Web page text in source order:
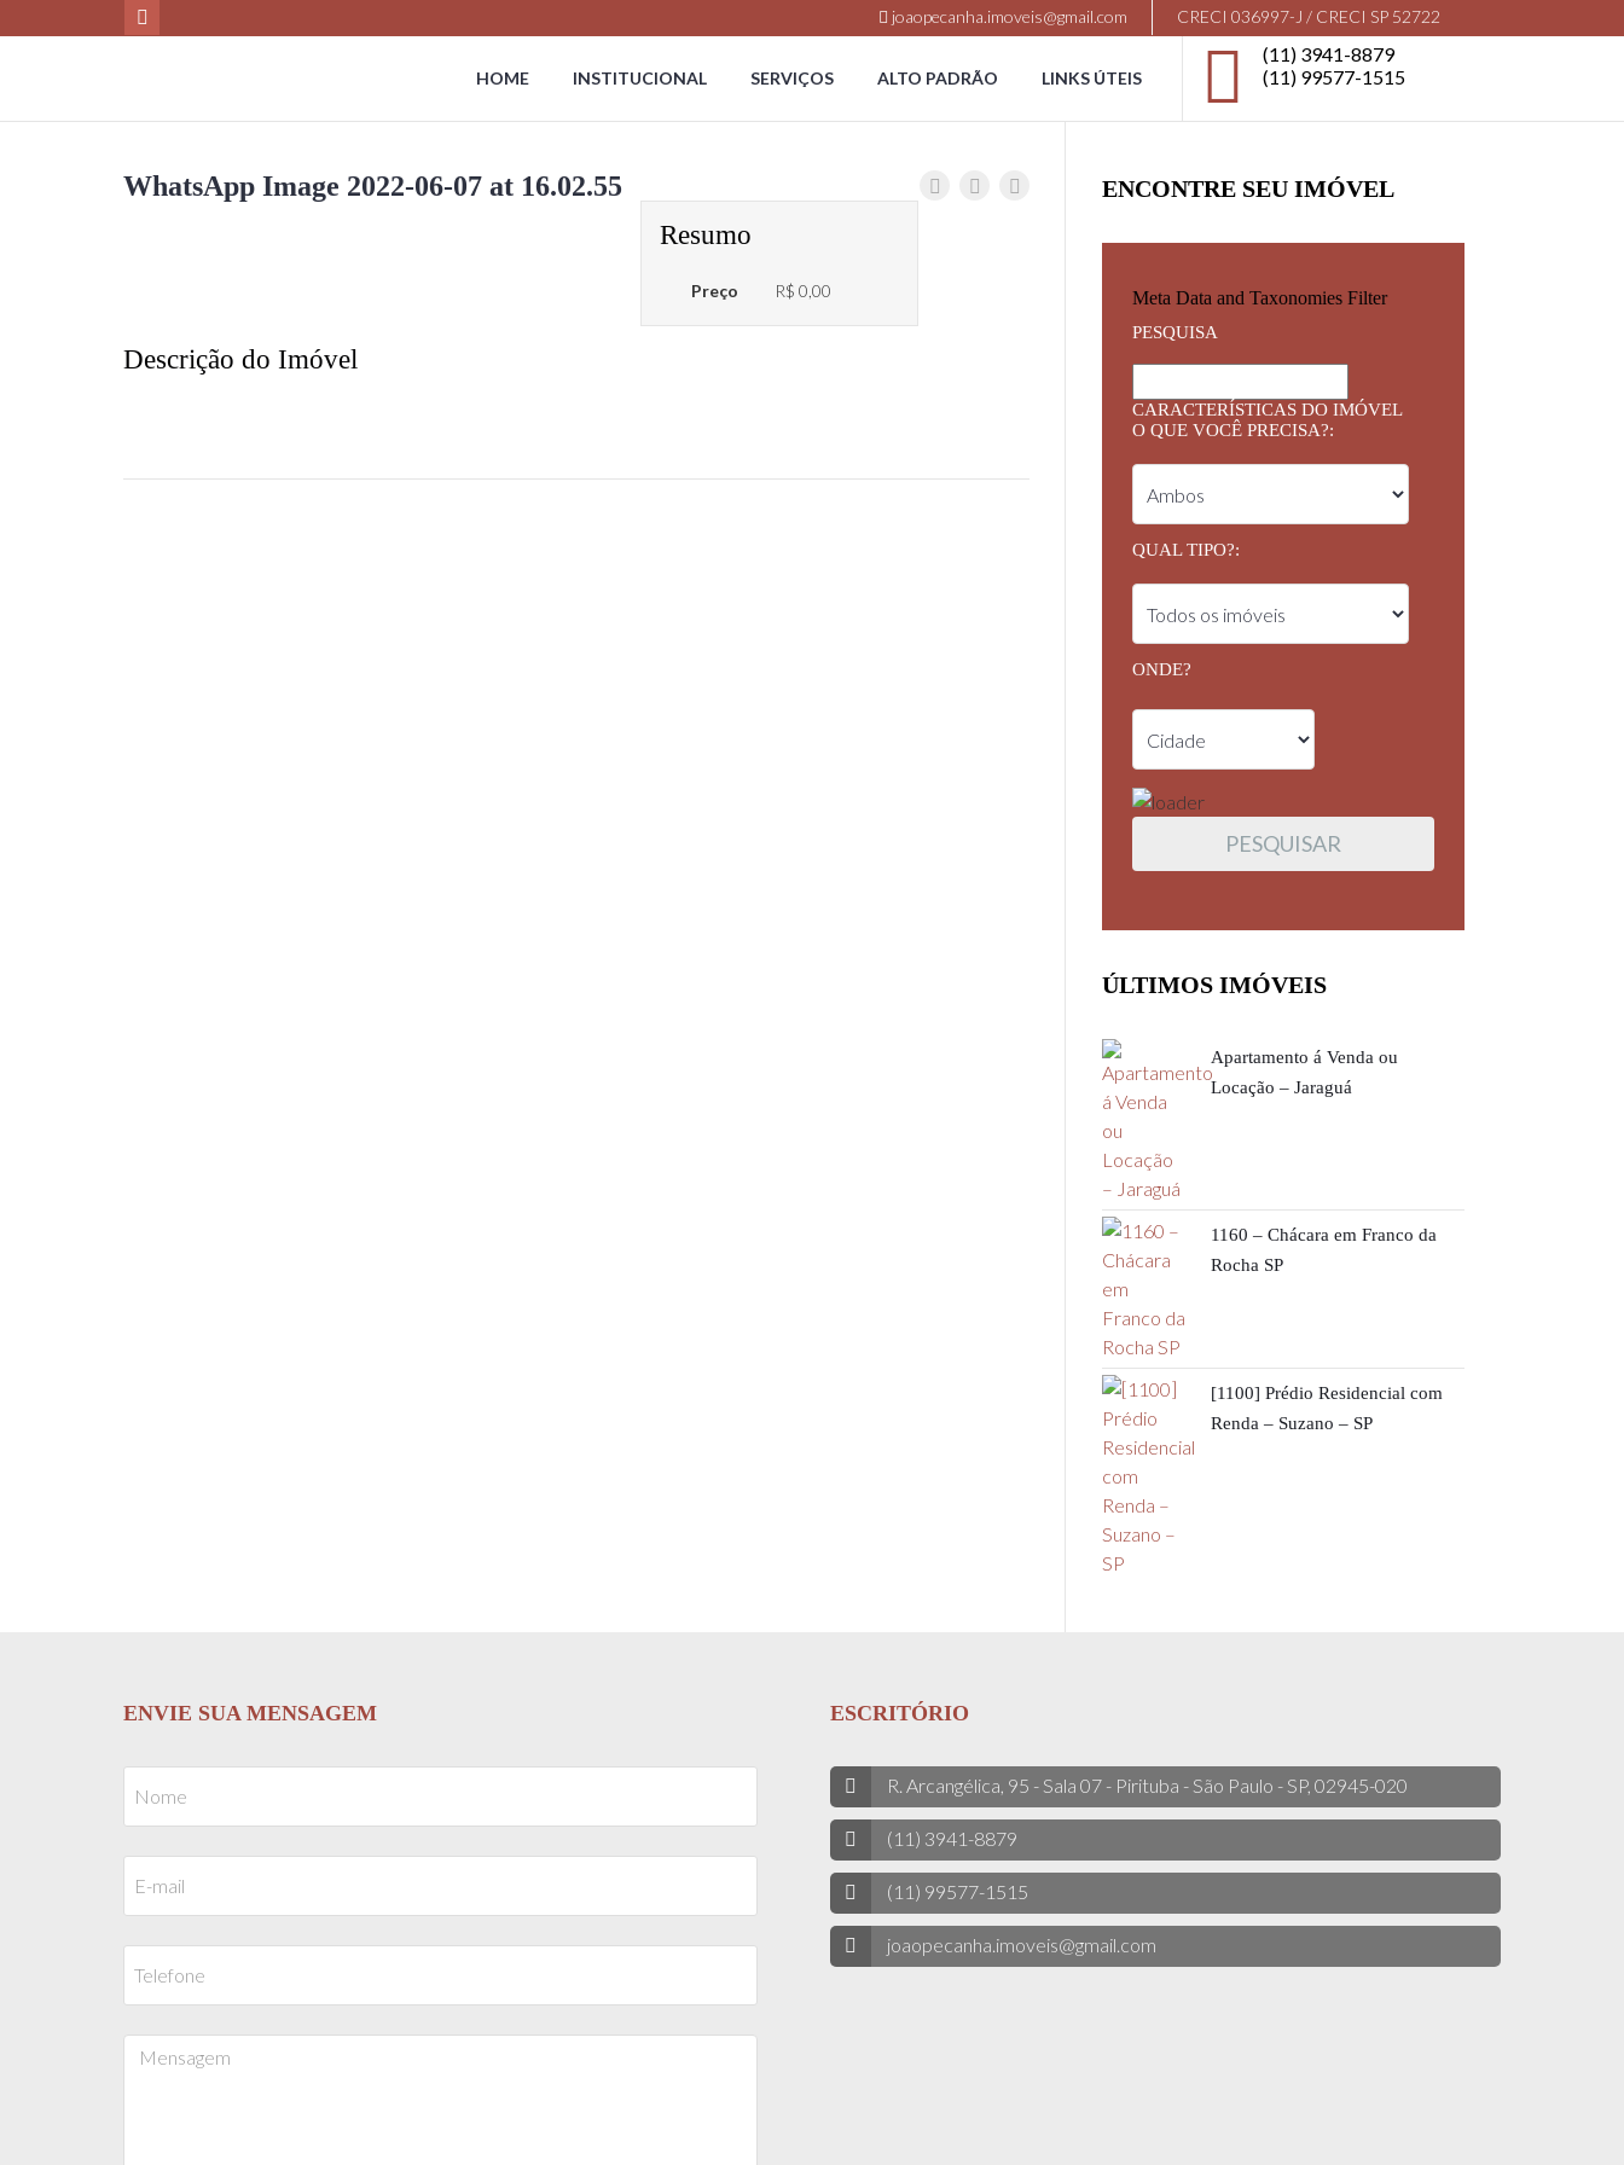
joaopecanha.imoveis@gmail.com CRECI 036997-J / CRECI SP 52722
(11) 3941-8879
(11) 99577-1515
HOME INSTITUCIONAL SERVIÇOS ALTO PADRÃO LINKS ÚTEIS
WhatsApp Image 2022-06-07 at 16.02.55
Resumo
Preço R$ 0,00
Descrição do Imóvel
ENCONTRE SEU IMÓVEL
Meta Data and Taxonomies Filter
PESQUISA
CARACTERÍSTICAS DO IMÓVEL
O QUE VOCÊ PRECISA?:
QUAL TIPO?:
ONDE?
ÚLTIMOS IMÓVEIS
Apartamento á Venda ou
Locação – Jaraguá
1160 – Chácara em Franco da
Rocha SP
[1100] Prédio Residencial com
Renda – Suzano – SP
ENVIE SUA MENSAGEM ESCRITÓRIO
R. Arcangélica, 95 - Sala 07 - Pirituba - São Paulo - SP, 02945-020
(11) 3941-8879
(11) 99577-1515
joaopecanha.imoveis@gmail.com